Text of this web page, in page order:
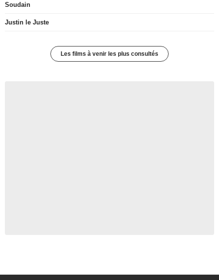
Soudain
Justin le Juste
Les films à venir les plus consultés